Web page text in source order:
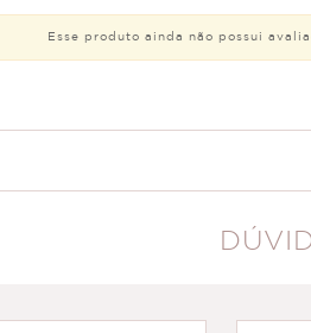
Esse produto ainda não possui